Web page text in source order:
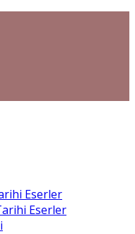
Eserler
Eserler